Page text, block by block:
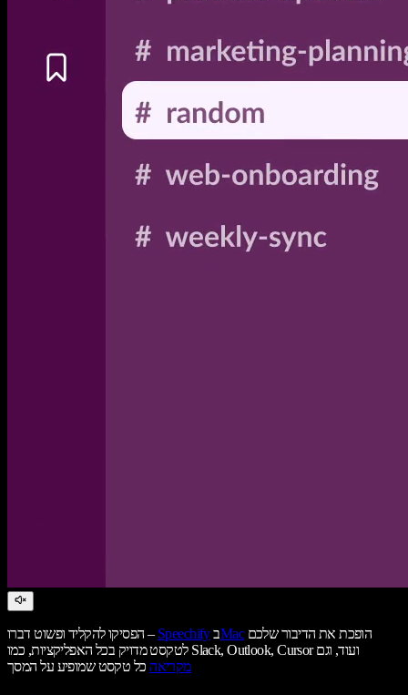
הפסיקו להקליד ופשוט דברו – Speechify בMacהופכת את הדיבור שלכם
לטקסט מדויק בכל האפליקציות, כמו Slack, Outlook, Cursor ועוד, וגם
מקריאהכל טקסט שמופיע על המסך